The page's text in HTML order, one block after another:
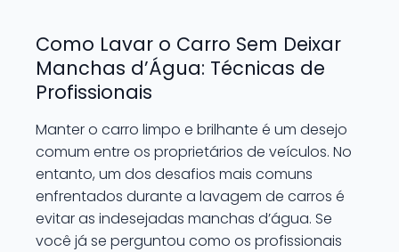
Como Lavar o Carro Sem Deixar
Manchas d’Água: Técnicas de
Profissionais
Manter o carro limpo e brilhante é um desejo
comum entre os proprietários de veículos. No
entanto, um dos desafios mais comuns
enfrentados durante a lavagem de carros é
evitar as indesejadas manchas d’água. Se
você já se perguntou como os profissionais